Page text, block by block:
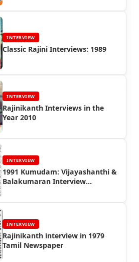
INTERVIEW
Classic Rajini Interviews: 1989
INTERVIEW
Rajinikanth Interviews in the
Year 2010
INTERVIEW
1991 Kumudam: Vijayashanthi &
Balakumaran Interview
INTERVIEW
Rajinikanth interview in 1979
Tamil Newspaper